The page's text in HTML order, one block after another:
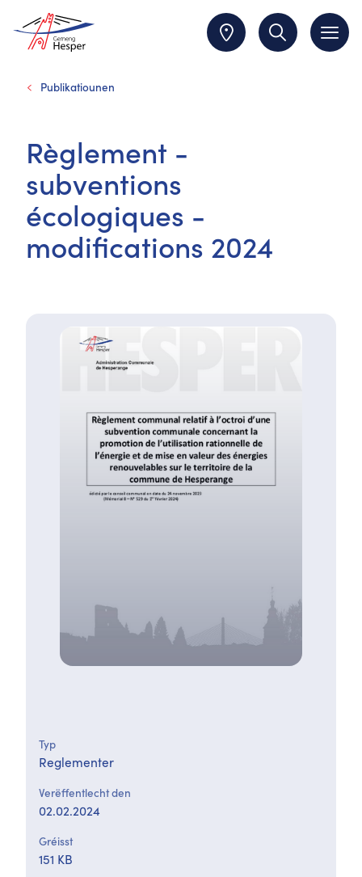
Publikatiounen
Règlement -
subventions
écologiques -
modifications 2024
Typ
Reglementer
Verëffentlecht den
02.02.2024
Gréisst
151 KB